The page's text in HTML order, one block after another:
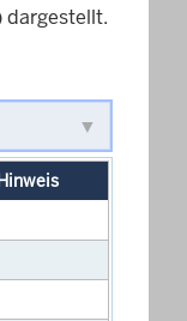
dargestellt.